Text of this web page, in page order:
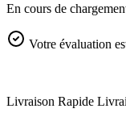
En cours de
Votre évaluation
Livraison Rapide